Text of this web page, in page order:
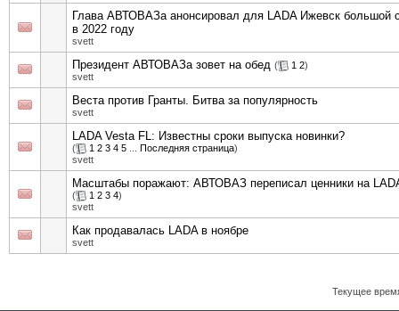
Глава АВТОВАЗа анонсировал для LADA Ижевск большой
в 2022 году
svett
Президент АВТОВАЗа зовет на обед ( 1 2)
svett
Веста против Гранты. Битва за популярность
svett
LADA Vesta FL: Известны сроки выпуска новинки?
( 1 2 3 4 5 Последняя страница)
svett
Масштабы поражают: АВТОВАЗ переписал ценники на
( 1 2 3 4)
svett
Как продавалась LADA в ноябре
svett
Текущее